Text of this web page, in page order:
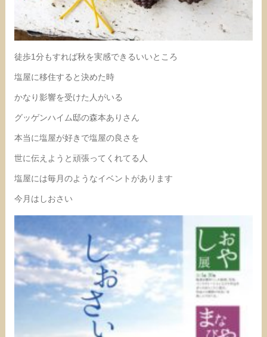
徒歩1分もすれば秋を実感できるいいところ
塩屋に移住すると決めた時
かなり影響を受けた人がいる
グッゲンハイム邸の森本ありさん
本当に塩屋が好きで塩屋の良さを
世に伝えようと頑張ってくれてる人
塩屋には毎月のようなイベントがあります
今月はしおさい